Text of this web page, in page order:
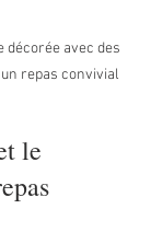
décorée avec des
repas convivial
le